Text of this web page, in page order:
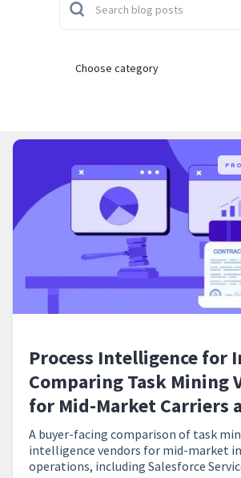
Choose category
Process Intelligence for
Comparing Task Mining
for Mid-Market Carriers
A buyer-facing comparison of task
intelligence vendors for mid-market
operations, including Salesforce